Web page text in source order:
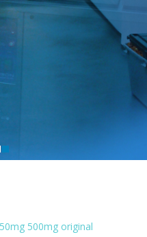
500mg original